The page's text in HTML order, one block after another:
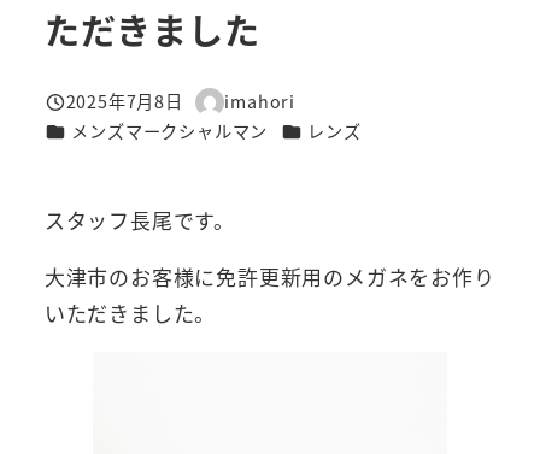
ただきました
投稿日
2025年7月8日
著
者
imahori
カテゴリー
メンズマークシャルマン カテゴリー
レンズ
スタッフ長尾です。
大津市のお客様に免許更新用のメガネをお作り
いただきました。